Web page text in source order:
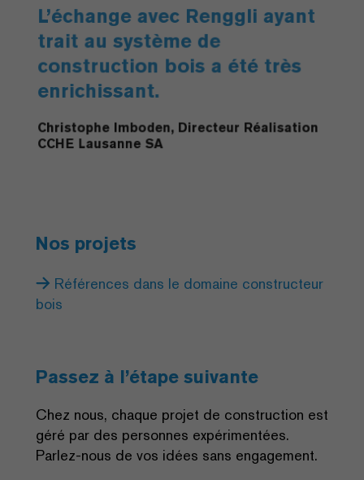
L’échange avec Renggli ayant
trait au système de
construction bois a été très
enrichissant.
Christophe Imboden, Directeur Réalisation
CCHE Lausanne SA
Nos projets
Références dans le domaine constructeur
bois
Passez à l’étape suivante
Chez nous, chaque projet de construction est
géré par des personnes expérimentées.
Parlez-nous de vos idées sans engagement.